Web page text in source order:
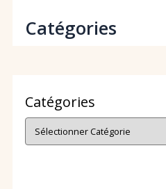
Catégories
Catégories